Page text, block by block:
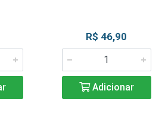
R$ 46,90
Adicionar